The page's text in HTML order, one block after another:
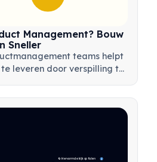
Management? Bouw
Sneller
teams helpt
leveren door verspilling te
🔄 Hervorm de kijk op falen 4